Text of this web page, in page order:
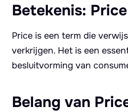
Betekenis: Price
Price is een term die
verkrijgen. Het is een
besluitvorming van
Belang van